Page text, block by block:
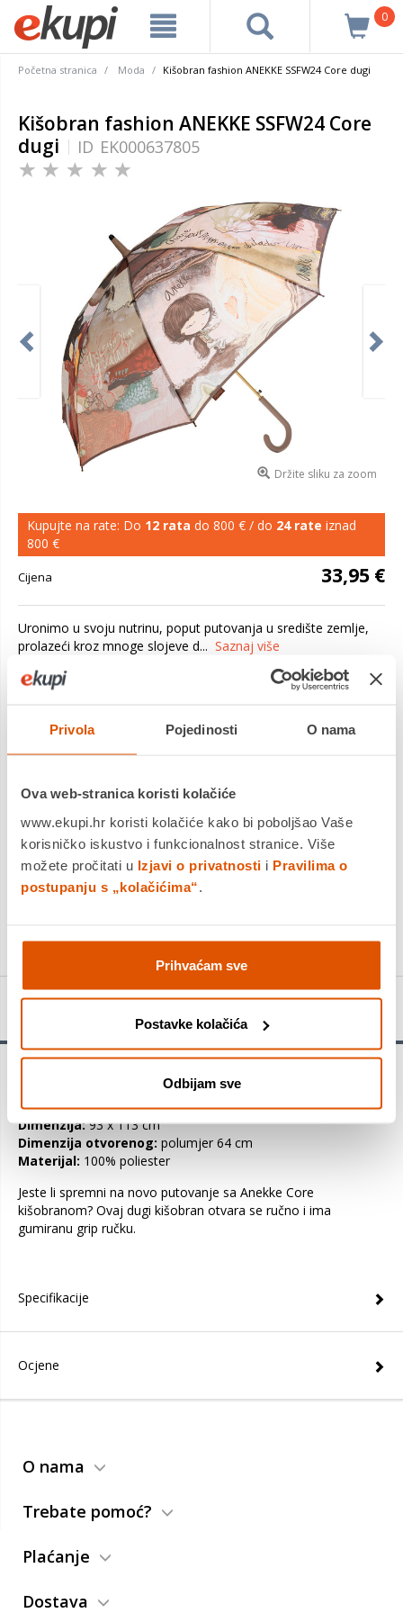
Privola Pojedinosti O nama
Ova web-stranica koristi kolačiće
www.ekupi.hr koristi kolačiće kako bi poboljšao Vaše
korisničko iskustvo i funkcionalnost stranice. Više
možete pročitati u Izjavi o privatnosti i Pravilima o
postupanju s „kolačićima“
Prihvaćam sve
Postavke kolačića
Odbijam sve
0
Početna stranica Moda Kišobran fashion ANEKKE SSFW24 Core dugi
Kišobran fashion ANEKKE SSFW24 Core
dugi
ID EK000637805
Držite sliku za zoom
Kupujte na rate: Do 12 rata do 800 € / do 24 rate iznad
800 €
Cijena 33,95 €
Uronimo u svoju nutrinu, poput putovanja u središte zemlje,
prolazeći kroz mnoge slojeve d... Saznaj više
Dostavljamo već od
jednokratno i na rate
Povrat robe moguć unutar 14 dana
DODAJTE U KOŠARICU
KUPITE ODMAH
Uronimo u svoju nutrinu, poput putovanja u središte zemlje,
Dimenzija:93 x 113 cm
Dimenzija otvorenog: polumjer 64 cm
Materijal: 100% poliester
Jeste li spremni na novo putovanje sa Anekke Core
kišobranom? Ovaj dugi kišobran otvara se ručno i ima
gumiranu grip ručku.
Specifikacije
Ocjene
O nama
Trebate pomoć?
Plaćanje
Dostava